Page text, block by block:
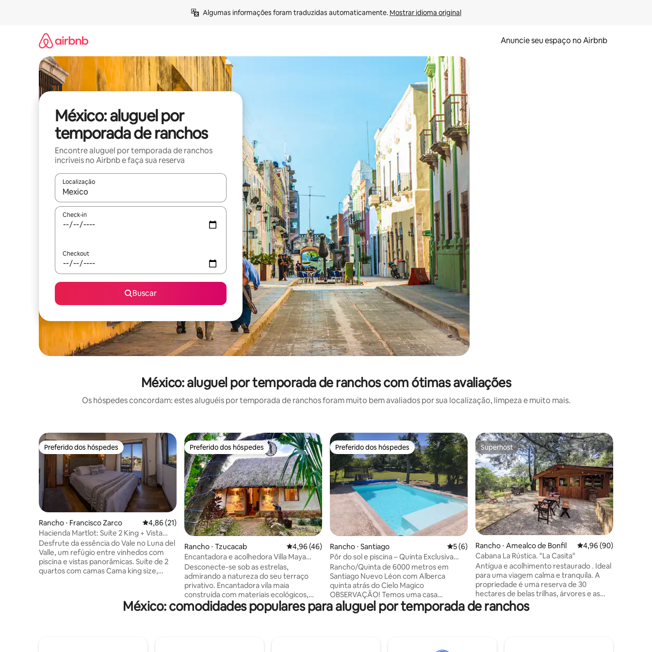
Algumas informações foram traduzidas automaticamente. Mostrar idioma original
Anuncie seu espaço no Airbnb
México: aluguel por
temporada de ranchos
Encontre aluguel por temporada de ranchos
incríveis no Airbnb e faça sua reserva
Localização
Quando os resultados estiverem disponíveis, explore-os usando as seta para cima e para baixo do teclado ou tocando e deslizando o dedo na tela.
Check-in
Checkout
Buscar
México: aluguel por temporada de ranchos com ótimas avaliações
Os hóspedes concordam: estes aluguéis por temporada de ranchos foram muito bem avaliados por sua localização, limpeza e muito mais.
Preferido dos hóspedes
Preferido dos hóspedes
Rancho ⋅ Francisco Zarco 4,86 de uma avaliação média de 5, 21 avaliações
4,86 (21)
Hacienda Martlot: Suíte 2 King + Vista
para o vinhedo
Desfrute da essência do Vale no Luna del
Valle, um refúgio entre vinhedos com
piscina e vistas panorâmicas. Suíte de 2
quartos com camas Cama king size,
Martlot, desfrute de nossas uvas Barbera
e Nebbiolo. Inclui uma degustação de
Preferido dos hóspedes
Preferido dos hóspedes
Rancho ⋅ Tzucacab 4,96 de uma avaliação média de 5, 46 avaliações
4,96 (46)
Encantadora e acolhedora Villa Maya
tradicional
Desconecte-se sob as estrelas,
admirando a natureza do seu terraço
privativo. Encantadora vila maia
construída com materiais ecológicos,
rodeada pela natureza, hortas orgânicas
em fazenda sustentável Espaço tipo loft
Preferido dos hóspedes
Preferido dos hóspedes
Rancho ⋅ Santiago 5 de uma avaliação média de 5, 6 avaliações
5 (6)
Pôr do sol e piscina – Quinta Exclusiva
Corazón de Santiago
Rancho/Quinta de 6000 metros em
Santiago Nuevo Léon com Alberca
quinta atrás do Cielo Magico
OBSERVAÇÃO! Temos uma casa
pequena que tem: Camas para até 4
pessoas, máximo 6 pessoas, mais
Superhost
Superhost
Rancho ⋅ Amealco de Bonfil 4,96 de uma
4,96 (90)
Cabana La Rústica. "La Casita"
Antígua e acolhimento restaurado . Ideal
para uma viagem calma e tranquila. A
propriedade é uma reserva de 30
hectares de belas trilhas, árvores e as
melhores paisagens para passear. Nosso
projeto é ecológico e você pode
México: comodidades populares para aluguel por temporada de ranchos